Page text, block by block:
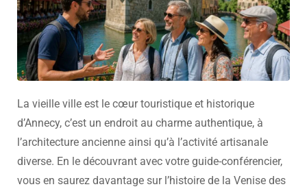
La vieille ville est le cœur touristique et historique
d’Annecy, c’est un endroit au charme authentique, à
l’architecture ancienne ainsi qu’à l’activité artisanale
diverse. En le découvrant avec votre guide-conférencier,
vous en saurez davantage sur l’histoire de la Venise des